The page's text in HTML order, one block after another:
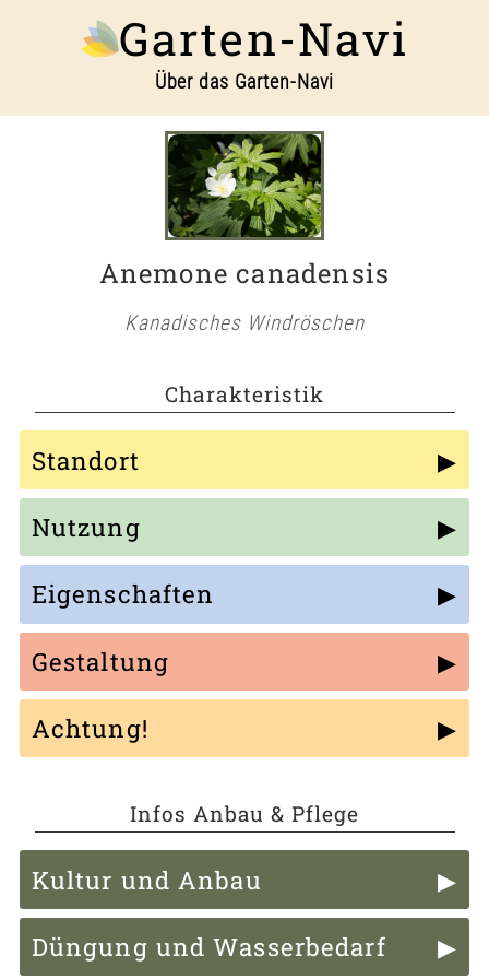
Garten-Navi
Über das Garten-Navi
Anemone canadensis
Kanadisches Windröschen
Charakteristik
Standort
Nutzung
Eigenschaften
Gestaltung
Achtung!
Infos Anbau & Pflege
Kultur und Anbau
Düngung und Wasserbedarf